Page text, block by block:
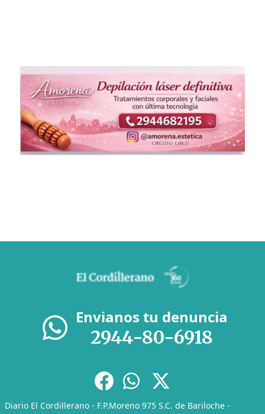
Envianos tu denuncia
2944-80-6918
Diario El Cordillerano - F.P.Moreno 975 S.C. de Bariloche -